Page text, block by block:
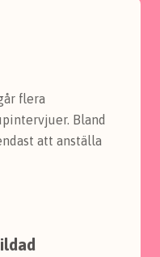
flera
Bland
att anställa